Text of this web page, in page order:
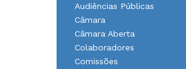
Audiências Públicas
Câmara
Câmara Aberta
Colaboradores
Comissões